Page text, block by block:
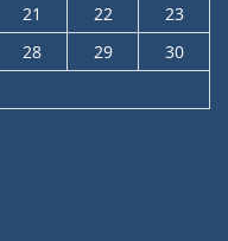
21 22
23
28 29
30